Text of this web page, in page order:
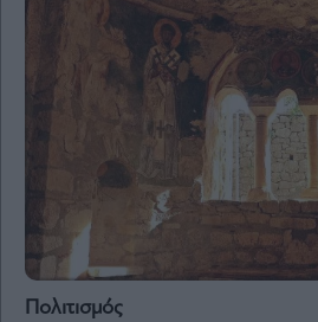
Πολιτισμός